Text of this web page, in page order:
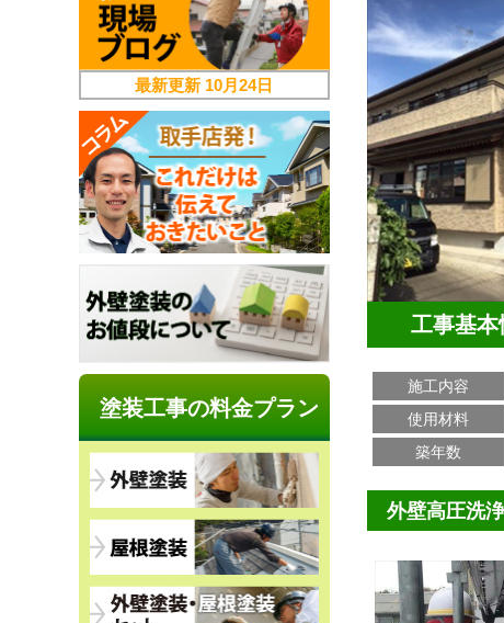
工事基本
施工内容
使用材料
築年数
外壁高圧洗浄
最新更新 10月24日
塗装工事の料金プラン